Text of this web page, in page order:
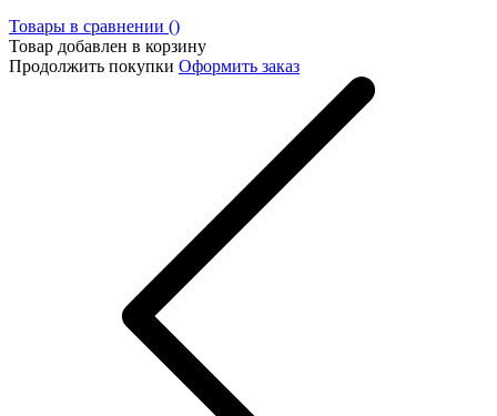
Товары в сравнении ()
Товар добавлен в корзину
Продолжить покупки Оформить заказ